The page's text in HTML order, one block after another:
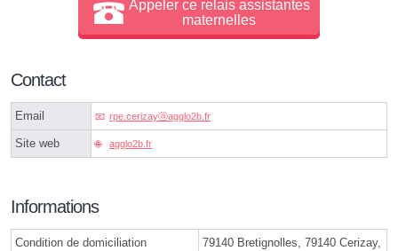
Appeler ce relais assistantes
maternelles
Contact
Email rpe.cerizayⓐagglo2b.fr
Site web agglo2b.fr
Informations
Condition de domiciliation
79140 Bretignolles, 79140 Cerizay,